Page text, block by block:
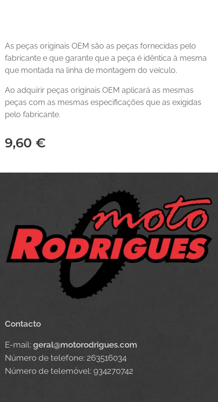
As peças originais OEM são as peças fornecidas pelo
fabricante e que garante que a peça é idêntica à mesma
que montada na linha de montagem do veículo.
Ao adquirir peças originais OEM aplicará as mesmas
peças com as mesmas especificações que as exigidas
pelo fabricante.
9,60 €
Contacto
E-mail: geral@motorodrigues.com
Número de telefone: 263516034
Número de telemóvel: 934270742